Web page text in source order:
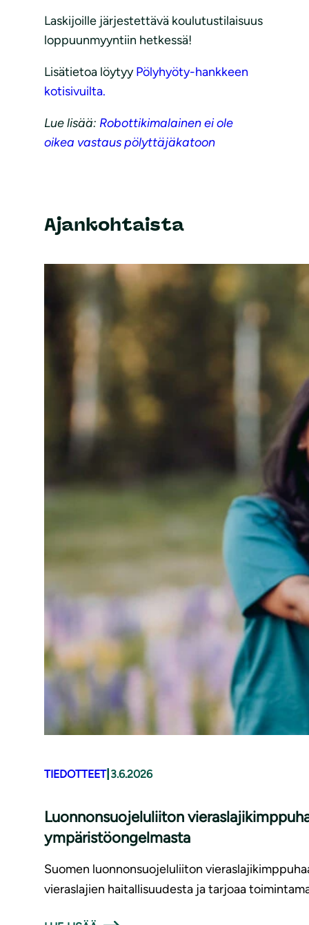
Laskijoille järjestettävä koulutustilaisuus
loppuunmyyntiin hetkessä!
Lisätietoa löytyyPölyhyöty-hankkeen
kotisivuilta.
Lue lisää: Robottikimalainen ei ole
oikea vastaus pölyttäjäkatoon
Ajankohtaista
TIEDOTTEET| 3.6.2026
Luonnonsuojeluliiton
ympäristöongelmasta
Suomen luonnonsuojeluliiton
vieraslajien haitallisuudesta ja tarjoaa